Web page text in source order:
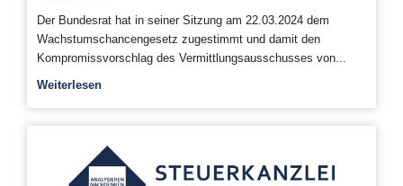
Der Bundesrat hat in seiner Sitzung am 22.03.2024 dem
Wachstumschancengesetz zugestimmt und damit den
Kompromissvorschlag des Vermittlungsausschusses von...
Weiterlesen